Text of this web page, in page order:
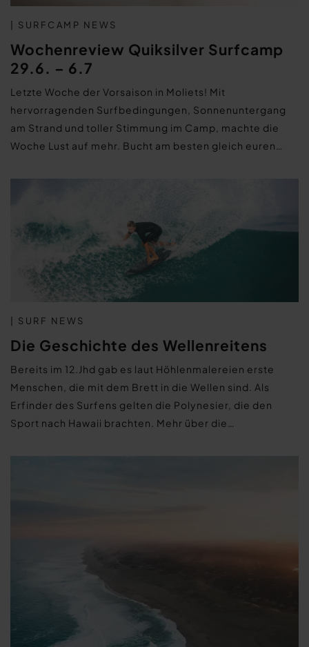
| SURFCAMP NEWS
Wochenreview Quiksilver Surfcamp
29.6. – 6.7
Letzte Woche der Vorsaison in Moliets! Mit
hervorragenden Surfbedingungen, Sonnenuntergang
am Strand und toller Stimmung im Camp, machte die
Woche Lust auf mehr. Bucht am besten gleich euren…
| SURF NEWS
Die Geschichte des Wellenreitens
Bereits im 12.Jhd gab es laut Höhlenmalereien erste
Menschen, die mit dem Brett in die Wellen sind. Als
Erfinder des Surfens gelten die Polynesier, die den
Sport nach Hawaii brachten. Mehr über die…